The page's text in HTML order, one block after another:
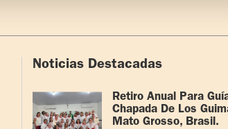
Noticias Destacadas
Retiro Anual Para
Chapada De Los
Mato Grosso, Brasil.